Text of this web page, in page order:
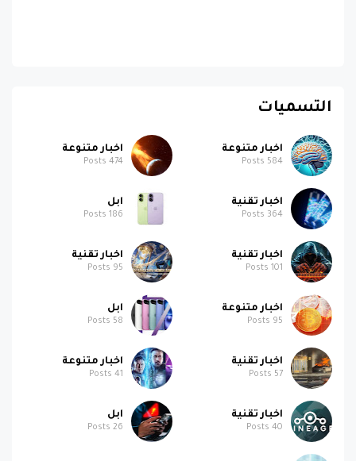
التسميات
اخبار متنوعة
584
اخبار متنوعة
474
اخبار تقنية
364
ابل
186
اخبار تقنية
101
اخبار تقنية
95
اخبار متنوعة
95
ابل
58
اخبار تقنية
57
اخبار متنوعة
41
اخبار تقنية
40
ابل
26